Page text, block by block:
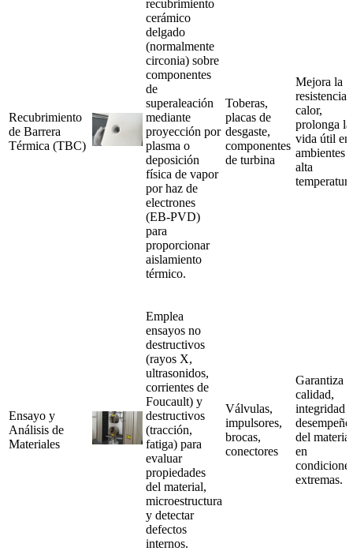
Recubrimiento
de Barrera
Térmica (TBC)
recubrimiento
cerámico
delgado
(normalmente
circonia) sobre
componentes
de
superaleación
mediante
proyección por
plasma o
deposición
física de vapor
por haz de
electrones
(EB-PVD)
para
proporcionar
aislamiento
térmico.
Toberas,
placas de
desgaste,
componentes
de turbina
Mejora la
resistencia
calor,
prolonga la
vida útil en
ambientes
alta
Ensayo y
Análisis de
Materiales
Emplea
ensayos no
destructivos
(rayos X,
ultrasonidos,
corrientes de
Foucault) y
destructivos
(tracción,
fatiga) para
evaluar
propiedades
del material,
microestructura
y detectar
defectos
internos.
Válvulas,
impulsores,
brocas,
conectores
Garantiza
calidad,
integridad
desempeño
del material
en
extremas.